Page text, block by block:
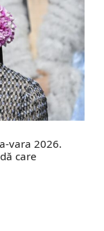
vara 2026.
care